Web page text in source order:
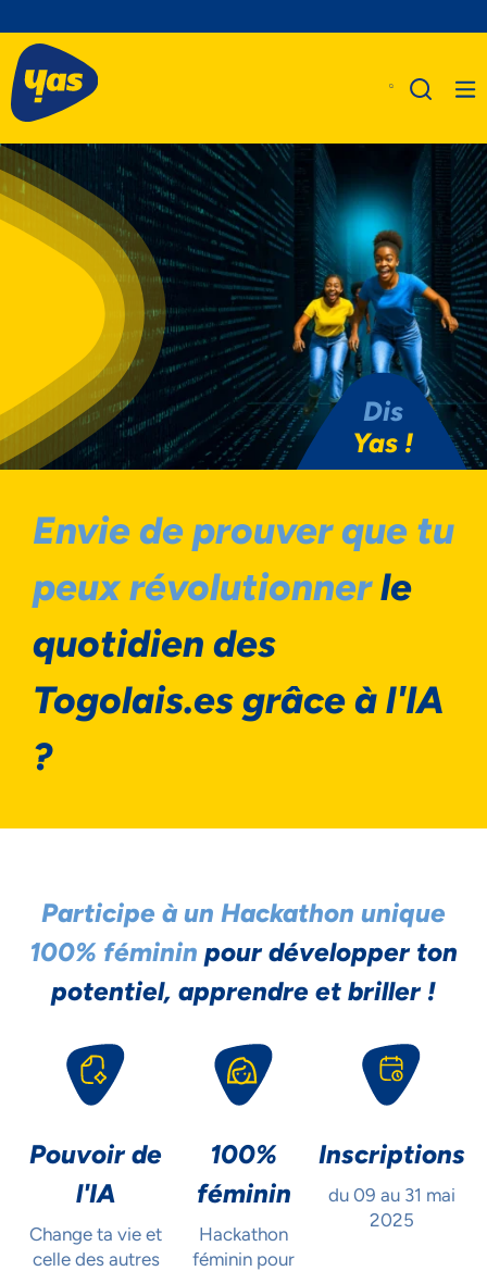
A Propos De Nous
Produits
Business
Assistance
Dis
Yas !
Envie de prouver que tu
peux révolutionnerle
quotidien des
Togolais.es grâce à l'IA
?
Participe à un Hackathon unique
100% féminin pour développer ton
potentiel, apprendre et briller !
Pouvoir de
l'IA
Change ta vie et
celle des autres
100%
féminin
Hackathon
féminin pour
Inscriptions
du 09 au31 mai
2025